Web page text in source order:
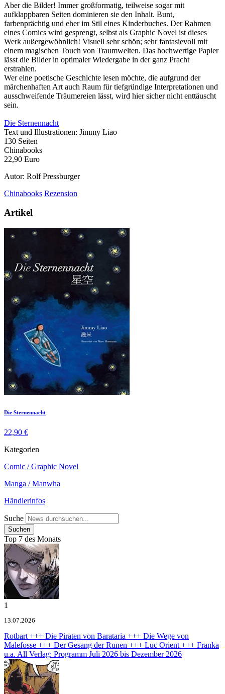
Aber die Bilder! Immer großformatig, teilweise sogar mit
aufklappbaren Seiten dominieren sie den Inhalt. Bunt,
farbenprächtig und eher im Stil eines Kinderbuches. Der Rahmen
eines Comics wird gesprengt, selbst als Graphic Novel ist dieses
Werk außergewöhnlich! Visuell sehr schön; sehr fantasievoll mit
einem magischen Touch von Traumwelten. Das hochwertige Papier
lässt die Bilder in optimaler Wiedergabe in der ganz Pracht
erstrahlen.
Wer eine poetische Geschichte lesen möchte, die aufgrund der
märchenhaften Art auch Raum für tiefgründige Interpretationen und
ausschweifende Träumereien lässt, wird hier sicher nicht enttäuscht
sein.
Die Sternennacht
Text und Illustrationen: Jimmy Liao
130 Seiten
Chinabooks
22,90 Euro
Autor: Rolf Pressburger
Chinabooks Rezension
Artikel
Die Sternennacht
22,90 €
Kategorien
Comic / Graphic Novel
Manga / Manwha
Händlerinfos
Suche
Top 7 des Monats
1
13.07.2026
Rotbart +++ Die Piraten von Barataria +++ Die Wege von
Malefosse +++ Der Gesang der Runen +++ Luc Orient +++ Franka
u.a. All Verlag: Programm Juli 2026 bis Dezember 2026